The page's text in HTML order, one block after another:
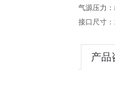
气源压力
接口尺寸
产品